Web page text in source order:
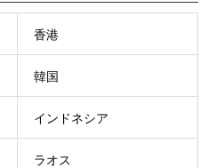
香港
韓国
インドネシア
ラオス